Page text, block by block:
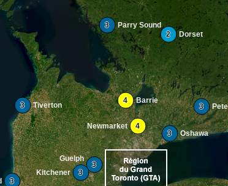
Barrie
4
Dorset
2
3
Guelph
3
Kitchener 3
Newmarket 4
Oshawa
3
Parry Sound
3
3
Tiverton
3